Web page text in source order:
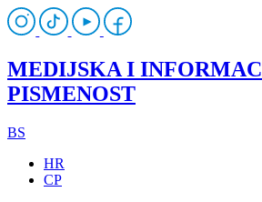
MEDIJSKA I
PISMENOST
BS
HR
CP